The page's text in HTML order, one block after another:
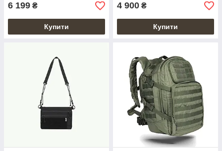
6 199 ₴
Купити
4 900 ₴
Купити